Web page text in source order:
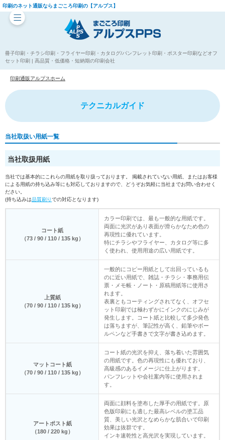
印刷のネット通販ならまごころ印刷の【アルプス】
冊子印刷・チラシ印刷・フライヤー印刷・カタログ/パンフレット印刷・ポスター印刷などオフ
セット印刷 | 高品質・低価格・短納期の印刷会社
印刷通販アルプスホーム
テクニカルガイド
当社取扱い用紙一覧
当社取扱用紙
当社では基本的にこれらの用紙を取り扱っております。 掲載されていない用紙、またはお客様
による用紙の持ち込み等にも対応しておりますので、どうぞお気軽に当社までお問い合わせく
ださい。
(持ち込みは品質刷りでの対応となります)
コート紙
（73 / 90 / 110 / 135 kg）
カラー印刷では、最も一般的な用紙です。
両面に光沢があり表面が滑らかなため色の
再現性に優れています。
特にチラシやフライヤー、カタログ等に多
く使われ、使用用途の広い用紙です。
上質紙
（70 / 90 / 110 / 135 kg）
一般的にコピー用紙として出回っているも
のに近い用紙で、雑誌・チラシ・事務用伝
票・メモ帳・ノート・原稿用紙等に使用さ
れます。
表裏ともコーティングされてなく、オフセ
ット印刷では極わずかにインクのにじみが
発生します。コート紙と比較して多少発色
は落ちますが、筆記性が高く、鉛筆やボー
ルペンなど手書きで文字が書き込めます。
マットコート紙
（70 / 90 / 110 / 135 kg）
コート紙の光沢を抑え、落ち着いた雰囲気
の用紙です。色の再現性にも優れており、
高級感のあるイメージに仕上がります。
パンフレットや会社案内等に使用されま
す。
アートポスト紙
（180 / 220 kg）
両面に顔料を塗布した厚手の用紙です。原
色版印刷にも適した最高レベルの塗工品
質、美しい光沢となめらかな肌合いで印刷
効果は抜群です。
インキ速乾性と高光沢を実現しています。